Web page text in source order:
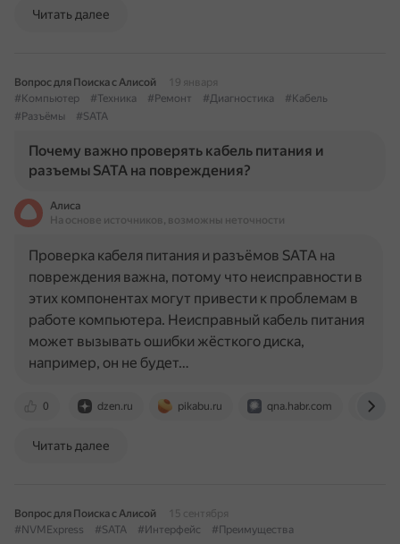
Читать далее
Вопрос для Поиска с Алисой
19 января
#Компьютер
#Техника #Ремонт #Диагностика
#Кабель
#Разъёмы
#SATA
Почему важно проверять кабель питания и
разъемы SATA на повреждения?
Алиса
На основе источников, возможны неточности
0 dzen.ru pikabu.ru qna.habr.com
Проверка кабеля питания и разъёмов SATA на
повреждения важна, потому что неисправности в
этих компонентах могут привести к проблемам в
работе компьютера. Неисправный кабель питания
может вызывать ошибки жёсткого диска,
например, он не будет…
Читать далее
Вопрос для Поиска с Алисой
15 сентября
#NVMExpress
#SATA #Интерфейс #Преимущества